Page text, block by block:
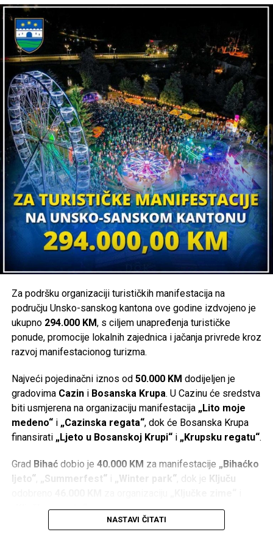
UP NEXT
Tragedija u Krajini: U rijeci Uni se utopio 18-godišnji
Denis Salkić
DON'T MISS
Turisti u mraku, kolone nepregledne: Granični prijelaz
Ripač 23 godine bez struje, je li Krajina u BiH ili nekoj
drugoj državi
Za podršku organizaciji turističkih manifestacija na
području Unsko-sanskog kantona ove godine izdvojeno je
ukupno 294.000 KM, s ciljem unapređenja turističke
ponude, promocije lokalnih zajednica i jačanja privrede kroz
razvoj manifestacionog turizma.
Najveći pojedinačni iznos od 50.000 KM dodijeljen je
gradovima Cazini Bosanska Krupa. U Cazinu će sredstva
biti usmjerena na organizaciju manifestacija „Lito moje
medeno“i „Cazinska regata“, dok će Bosanska Krupa
finansirati „Ljeto u Bosanskoj Krupi“i „Krupsku regatu“.
Grad Bihaćdobio je 40.000 KM za manifestacije „Bihaćko
ljeto“, „Summerfest“i „Winter park“, dok je Ključu
„Ključke regate“.
NASTAVI ČITATI